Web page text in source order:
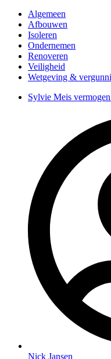
Algemeen
Afbouwen
Isoleren
Ondernemen
Renoveren
Veiligheid
Wetgeving &
Sylvie Meis
Nick Jansen